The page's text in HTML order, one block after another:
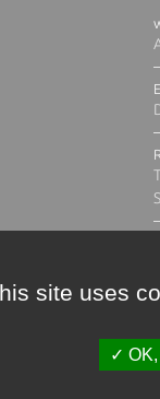
site uses